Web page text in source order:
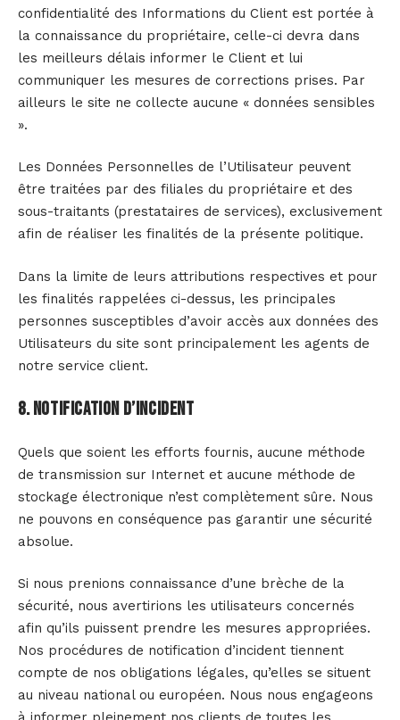
confidentialité des Informations du Client est portée à
la connaissance du propriétaire, celle-ci devra dans
les meilleurs délais informer le Client et lui
communiquer les mesures de corrections prises. Par
ailleurs le site ne collecte aucune « données sensibles
».
Les Données Personnelles de l’Utilisateur peuvent
être traitées par des filiales du propriétaire et des
sous-traitants (prestataires de services), exclusivement
afin de réaliser les finalités de la présente politique.
Dans la limite de leurs attributions respectives et pour
les finalités rappelées ci-dessus, les principales
personnes susceptibles d’avoir accès aux données des
Utilisateurs du site sont principalement les agents de
notre service client.
8. Notification d’incident
Quels que soient les efforts fournis, aucune méthode
de transmission sur Internet et aucune méthode de
stockage électronique n’est complètement sûre. Nous
ne pouvons en conséquence pas garantir une sécurité
absolue.
Si nous prenions connaissance d’une brèche de la
sécurité, nous avertirions les utilisateurs concernés
afin qu’ils puissent prendre les mesures appropriées.
Nos procédures de notification d’incident tiennent
compte de nos obligations légales, qu’elles se situent
au niveau national ou européen. Nous nous engageons